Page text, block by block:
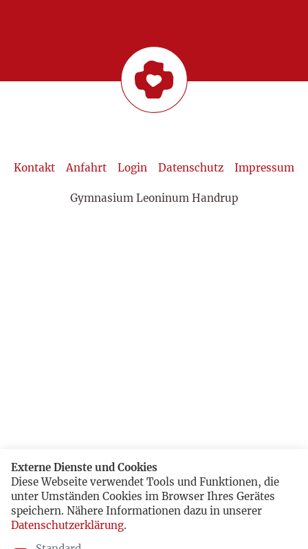
Kontakt Anfahrt Login Datenschutz Impressum
Gymnasium Leoninum Handrup
Externe Dienste und Cookies
Diese Webseite verwendet Tools und Funktionen, die
unter Umständen Cookies im Browser Ihres Gerätes
speichern. Nähere Informationen dazu in unserer
Datenschutzerklärung.